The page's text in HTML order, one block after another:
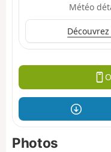
Météo
Photos